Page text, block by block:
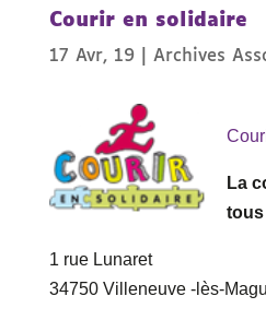
Courir en solidaire
17 Avr, 19| Archives
La
tous
1 rue Lunaret
34750 Villeneuve -lès-